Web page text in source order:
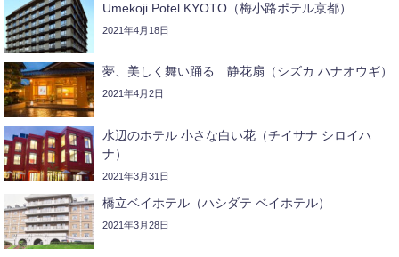
Umekoji Potel KYOTO（梅小路ポテル京都）
2021年4月18日
夢、美しく舞い踊る 静花扇（シズカ ハナオウギ）
2021年4月2日
水辺のホテル 小さな白い花（チイサナ シロイハ
ナ）
2021年3月31日
橋立ベイホテル（ハシダテ ベイホテル）
2021年3月28日